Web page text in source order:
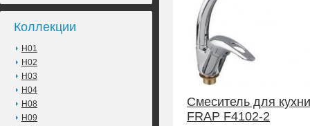
Коллекции
H01
H02
H03
H04
H08
H09
Смеситель для кухни
FRAP F4102-2